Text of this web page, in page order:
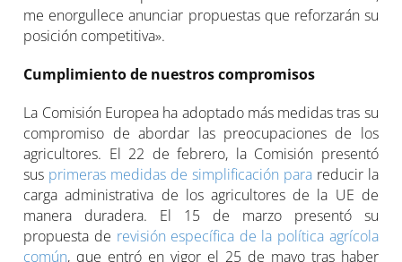
me enorgullece anunciar propuestas que reforzarán su
posición competitiva».
Cumplimiento de nuestros compromisos
La Comisión Europea ha adoptado más medidas tras su
compromiso de abordar las preocupaciones de los
agricultores. El 22 de febrero, la Comisión presentó
sus primeras medidas de simplificación parareducir la
carga administrativa de los agricultores de la UE de
manera duradera. El 15 de marzo presentó su
propuesta de revisión específica de la política agrícola
común, que entró en vigor el 25 de mayo tras haber